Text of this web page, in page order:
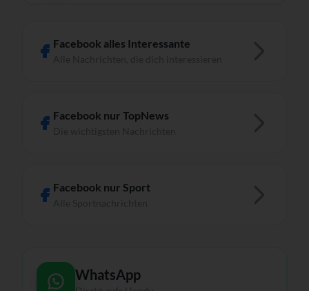
Facebook alles Interessante
Facebook nur TopNews
Facebook nur Sport
WhatsApp